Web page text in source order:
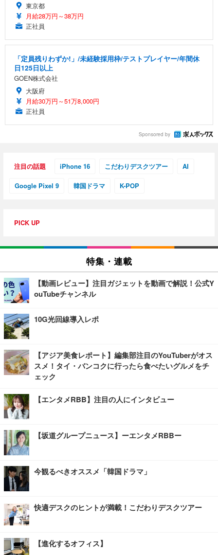
東京都
月給28万円～38万円
正社員
「定員残りわずか!」/未経験採用枠/テストプレイヤー/年間休
日125日以上
GOEN株式会社
大阪府
月給30万円～51万8,000円
正社員
Sponsored by
注目の話題 iPhone 16 こだわりデスクツアー AI
Google Pixel 9 韓国ドラマ K-POP
PICK UP
特集・連載
【動画レビュー】注目ガジェットを動画で解説！公式Y
ouTubeチャンネル
10G光回線導入レポ
【アジア美食レポート】編集部注目のYouTuberがオス
スメ！タイ・バンコクに行ったら食べたいグルメをチ
ェック
【エンタメRBB】注目の人にインタビュー
【坂道グループニュース】ーエンタメRBBー
今観るべきオススメ「韓国ドラマ」
快適デスクのヒントが満載！こだわりデスクツアー
【進化するオフィス】